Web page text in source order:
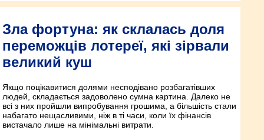
Зла фортуна: як склалась доля
переможців лотереї, які зірвали
великий куш
Якщо поцікавитися долями несподівано розбагатівших
людей, складається задоволено сумна картина. Далеко не
всі з них пройшли випробування грошима, а більшість стали
набагато нещасливими, ніж в ті часи, коли їх фінансів
вистачало лише на мінімальні витрати.